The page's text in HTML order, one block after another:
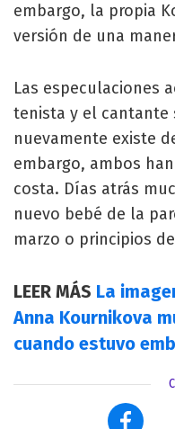
embargo, la propia
versión de una
Las especulaciones
tenista y el cantante
nuevamente existe
embargo, ambos
costa. Días atrás
nuevo bebé de la
marzo o principios
LEER MÁS La
Anna Kournikova
cuando estuvo